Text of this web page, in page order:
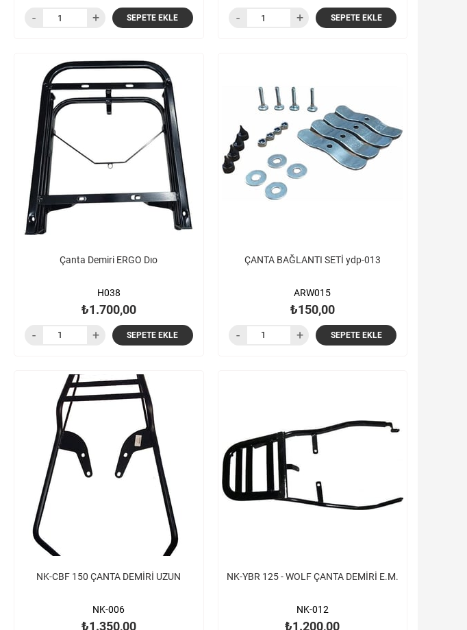
SEPETE EKLE SEPETE EKLE
Çanta Demiri ERGO Dıo
H038
₺1.700,00
SEPETE EKLE
ÇANTA BAĞLANTI SETİ ydp-013
ARW015
₺150,00
SEPETE EKLE
NK-CBF 150 ÇANTA DEMİRİ UZUN
NK-006
₺1.350,00
NK-YBR 125 - WOLF ÇANTA DEMİRİ E.M.
NK-012
₺1.200,00